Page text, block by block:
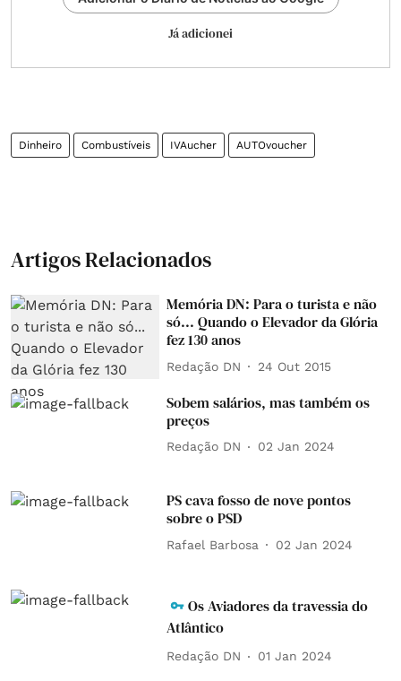
Já adicionei
Dinheiro Combustíveis IVAucher AUTOvoucher
Artigos Relacionados
Memória DN: Para o turista e não
só... Quando o Elevador da Glória
fez 130 anos
Redação DN 24 Out 2015
Sobem salários, mas também os
preços
Redação DN 02 Jan 2024
PS cava fosso de nove pontos
sobre o PSD
Rafael Barbosa 02 Jan 2024
Os Aviadores da travessia do
Atlântico
Redação DN 01 Jan 2024